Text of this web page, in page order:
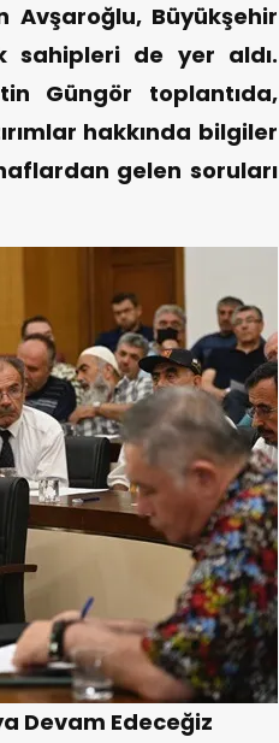
Avşaroğlu, Büyükşehir
sahipleri de yer aldı.
Güngör toplantıda,
hakkında bilgiler
gelen soruları
Devam Edeceğiz